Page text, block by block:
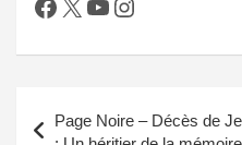
de
Page Noire – Décès de